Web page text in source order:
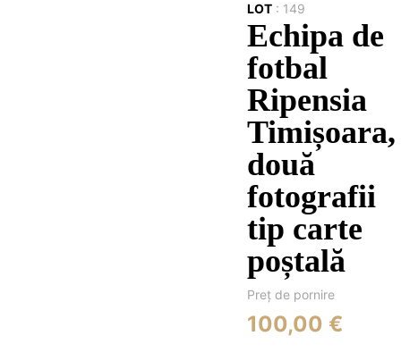
LOT : 149
Echipa de
fotbal
Ripensia
Timișoara,
două
fotografii
tip carte
poștală
Preţ de pornire
100,00 €